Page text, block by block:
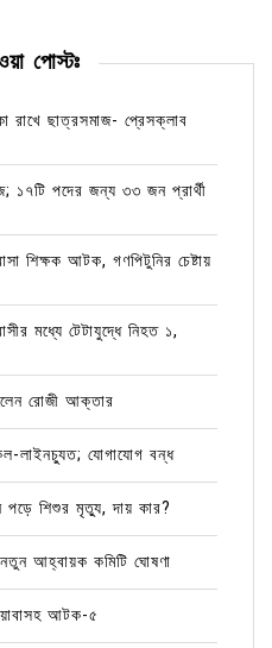
পোস্টঃ
রাখে ছাত্রসমাজ- প্রেসক্লাব
১৭টি পদের জন্য ৩৩ জন প্রার্থী
শিক্ষক আটক, গণপিটুনির চেষ্টায়
মধ্যে টেটাযুদ্ধে নিহত ১,
রোজী আক্তার
লাইনচ্যুত; যোগাযোগ বন্ধ
পড়ে শিশুর মৃত্যু, দায় কার?
আহ্বায়ক কমিটি ঘোষণা
আটক-৫